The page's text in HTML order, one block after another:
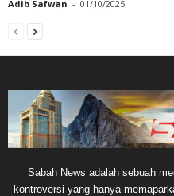
Adib Safwan - 01/10/2025
Sabah News adalah sebuah
kontroversi yang hanya